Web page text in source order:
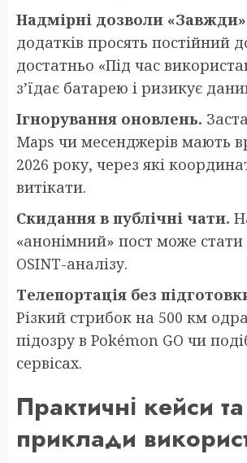
Надмірні дозволи
додатків просять постійний
достатньо «Під час
з’їдає батарею і ризикує
Ігнорування оновлень.
Maps чи месенджерів мають
2026 року, через які
витікати.
Скидання в публічні чати.
«анонімний» пост може
OSINT-аналізу.
Телепортація без
Різкий стрибок на 500 км
підозру в Pokémon GO чи
сервісах.
Практичні кейси
приклади